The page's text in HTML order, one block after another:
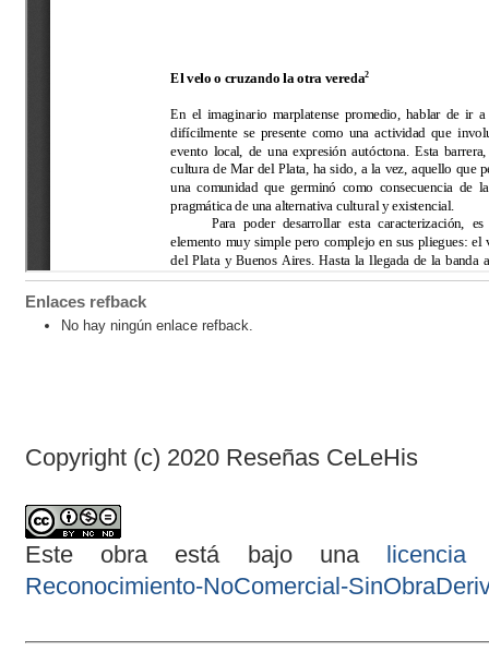
Enlaces refback
No hay ningún enlace refback.
Copyright (c) 2020 Reseñas CeLeHis
Este obra está bajo una
Reconocimiento-NoComercial-